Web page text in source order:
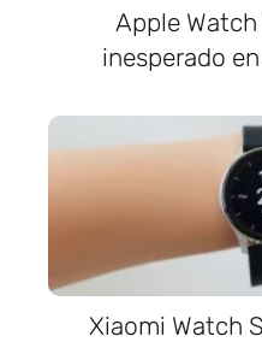
Apple
inesperado
Xiaomi Watch